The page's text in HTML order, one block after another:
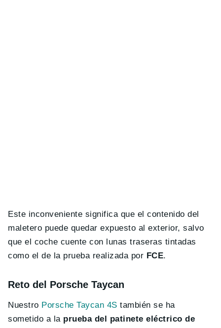
Este inconveniente significa que el contenido del
maletero puede quedar expuesto al exterior, salvo
que el coche cuente con lunas traseras tintadas
como el de la prueba realizada por FCE.
Reto del Porsche Taycan
Nuestro Porsche Taycan 4S también se ha
sometido a la prueba del patinete eléctrico de